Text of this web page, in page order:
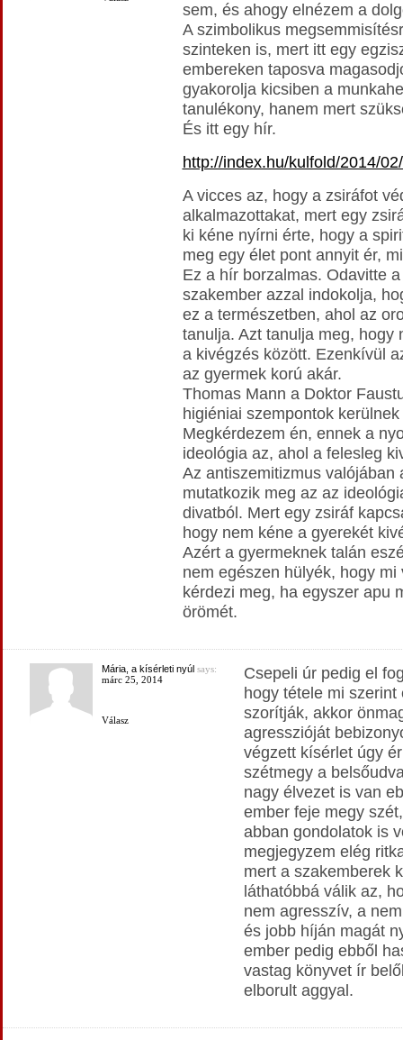
sem, és ahogy elnézem a
A szimbolikus
szinteken is, mert itt egy
embereken taposva
gyakorolja kicsiben a
tanulékony, hanem mert
És itt egy hír.
http://index.hu/kulfold/2014/
A vicces az, hogy a zsiráfot
alkalmazottakat, mert egy
ki kéne nyírni érte, hogy a
meg egy élet pont annyit ér,
Ez a hír borzalmas. Odavitte
szakember azzal indokolja,
ez a természetben, ahol az
tanulja. Azt tanulja meg, hogy
a kivégzés között. Ezenkívül
az gyermek korú akár.
Thomas Mann a Doktor
higiéniai szempontok
Megkérdezem én, ennek a
ideológia az, ahol a felesleg
Az antiszemitizmus valójában
mutatkozik meg az az
divatból. Mert egy zsiráf
hogy nem kéne a gyerekét
Azért a gyermeknek talán
nem egészen hülyék, hogy
kérdezi meg, ha egyszer apu
örömét.
Mária, a kísérleti nyúlsays:
márc 25, 2014
Válasz
Csepeli úr pedig el
hogy tétele mi
szorítják, akkor
agresszióját
végzett kísérlet úgy
szétmegy a
nagy élvezet is van
ember feje megy
abban gondolatok is
megjegyzem elég
mert a szakemberek
láthatóbbá válik az,
nem agresszív, a
és jobb híján magát
ember pedig ebből
vastag könyvet ír
elborult aggyal.